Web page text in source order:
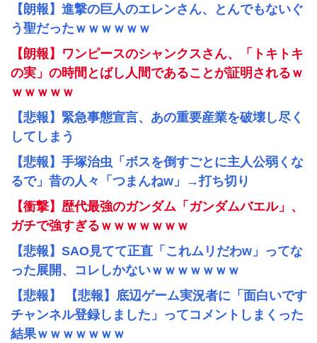
【朗報】進撃の巨人のエレンさん、とんでもないぐ
う聖だったｗｗｗｗｗｗ
【朗報】ワンピースのシャンクスさん、「トキトキ
の実」の時間とばし人間であることが証明されるｗ
ｗｗｗｗｗ
【悲報】緊急事態宣言、あの重要産業を破壊し尽く
してしまう
【悲報】手塚治虫「ボスを倒すごとに主人公弱くな
るで」昔の人々「つまんねw」→打ち切り
【衝撃】歴代最強のガンダム「ガンダムバエル」、
ガチで強すぎるｗｗｗｗｗｗｗ
【悲報】SAO見てて正直「これムリだわw」ってな
った展開、コレしかないｗｗｗｗｗｗｗ
【悲報】 【悲報】底辺ゲーム実況者に「面白いです
チャンネル登録しました」ってコメントしまくった
結果ｗｗｗｗｗｗｗ